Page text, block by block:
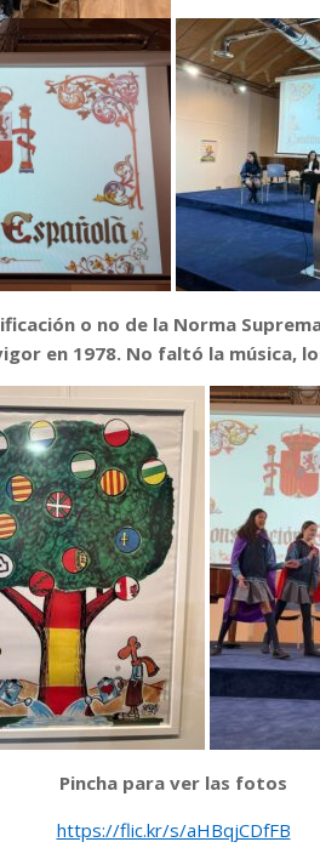
o no de la Norma
en 1978. No faltó la música,
Pincha para ver las fotos
https://flic.kr/s/aHBqjCDfFB